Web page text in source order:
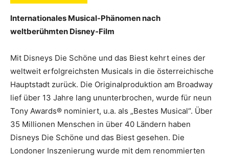
Internationales Musical-Phänomen nach
weltberühmten Disney-Film
Mit Disneys Die Schöne und das Biest kehrt eines der
weltweit erfolgreichsten Musicals in die österreichische
Hauptstadt zurück. Die Originalproduktion am Broadway
lief über 13 Jahre lang ununterbrochen, wurde für neun
Tony Awards® nominiert, u.a. als „Bestes Musical“. Über
35 Millionen Menschen in über 40 Ländern haben
Disneys Die Schöne und das Biest gesehen. Die
Londoner Inszenierung wurde mit dem renommierten